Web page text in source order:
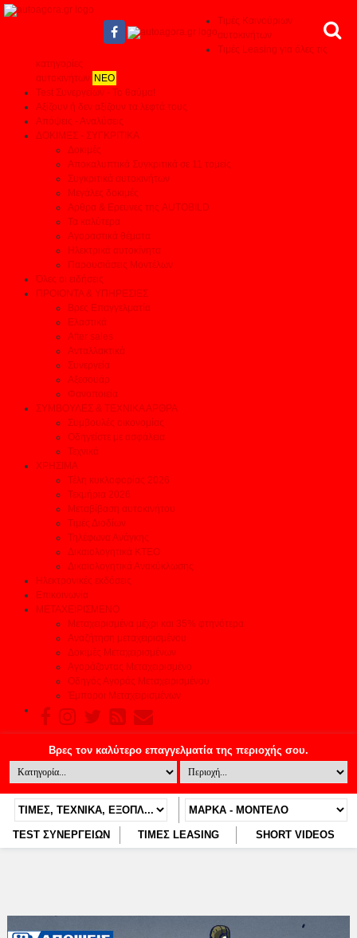
Τιμές Καινούριων
αυτοκινήτων
Τιμές Leasing για όλες τις
κατηγορίες
αυτοκινήτων ΝΕΟ
Test Συνεργείων - Το θαύμα!
Αξίζουν ή δεν αξίζουν τα λεφτά τους
Απόψεις - Αναλύσεις
ΔΟΚΙΜΕΣ - ΣΥΓΚΡΙΤΙΚΑ
Δοκιμές
Αποκαλυπτικά Συγκριτικά σε 11 τομείς
Συγκριτικά αυτοκινήτων
Μεγάλες δοκιμές
Αρθρα & Ερευνες της AUTOBILD
Τα καλύτερα
Αγοραστικά θέματα
Ηλεκτρικά αυτοκίνητα
Παρουσιάσεις Μοντέλων
Όλες οι ειδήσεις
ΠΡΟΙΟΝΤΑ & ΥΠΗΡΕΣΙΕΣ
Βρες Επαγγελματία
Ελαστικά
After sales
Ανταλλακτικά
Συνεργεία
Αξεσουάρ
Φανοποιεία
ΣΥΜΒΟΥΛΕΣ & ΤΕΧΝΙΚΑ ΑΡΘΡΑ
Συμβουλές οικονομίας
Οδηγείστε με ασφάλεια
Τεχνικά
ΧΡΗΣΙΜΑ
Τέλη κυκλοφορίας 2026
Τεκμήρια 2026
Μεταβίβαση αυτοκινήτου
Τιμές Διοδίων
Τηλέφωνα Ανάγκης
Δικαιολογητικά ΚΤΕΟ
Δικαιολογητικά Ανακύκλωσης
Ηλεκτρονικές εκδόσεις
Επικοινωνία
ΜΕΤΑΧΕΙΡΙΣΜΕΝΟ
Μεταχειρισμένα μέχρι και 35% φτηνότερα
Αναζήτηση μεταχειρισμένου
Δοκιμές Μεταχειρισμένων
Αγοράζοντας Μεταχειρισμένο
Οδηγός Αγοράς Μεταχειρισμένου
Έμποροι Μεταχειρισμένων
TEST ΣΥΝΕΡΓΕΙΩΝ ΤΙΜΕΣ LEASING SHORT VIDEOS